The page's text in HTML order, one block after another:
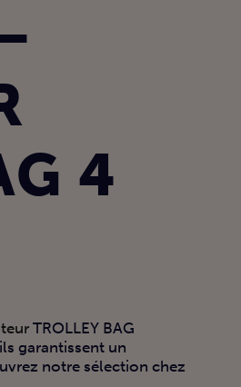
4
TROLLEY BAG
garantissent un
notre sélection chez